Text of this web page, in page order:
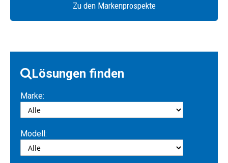
Zu den Markenprospekte
Lösungen finden
Marke:
Modell: